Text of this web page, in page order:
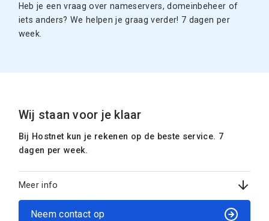
Heb je een vraag over nameservers, domeinbeheer of
iets anders? We helpen je graag verder! 7 dagen per
week.
Wij staan voor je klaar
Bij Hostnet kun je rekenen op de beste service. 7
dagen per week.
Meer info
Neem contact op